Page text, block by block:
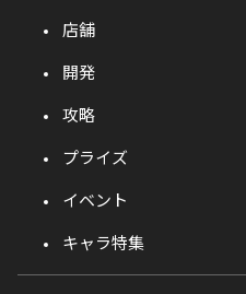
店舗
開発
攻略
プライズ
イベント
キャラ特集